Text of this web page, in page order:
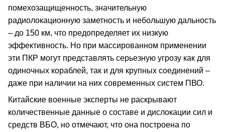
помехозащищенность, значительную
радиолокационную заметность и небольшую дальность
– до 150 км, что предопределяет их низкую
эффективность. Но при массированном применении
эти ПКР могут представлять серьезную угрозу как для
одиночных кораблей, так и для крупных соединений –
даже при наличии на них современных систем ПВО.
Китайские военные эксперты не раскрывают
количественные данные о составе и дислокации сил и
средств ВБО, но отмечают, что она построена по